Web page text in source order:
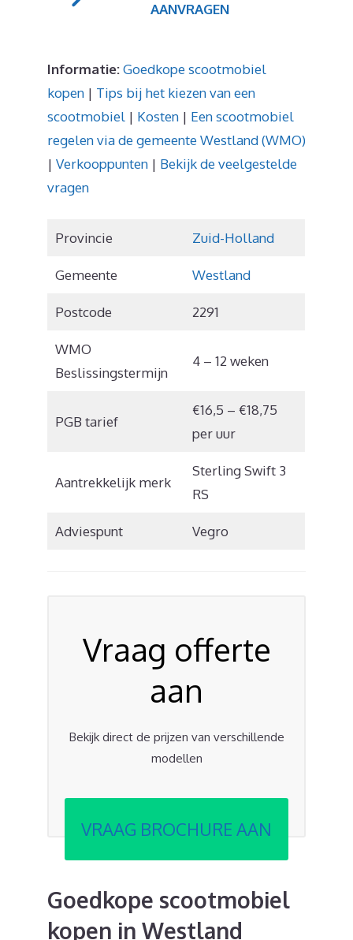
AANVRAGEN
Informatie:Goedkope scootmobiel
kopen | Tips bij het kiezen van een
scootmobiel | Kosten | Een scootmobiel
regelen via de gemeente Westland (WMO)
| Verkooppunten | Bekijk de veelgestelde
vragen
Provincie Zuid-Holland
Gemeente Westland
Postcode 2291
WMO
Beslissingstermijn
4 – 12 weken
PGB tarief
€16,5 – €18,75
per uur
Aantrekkelijk merk
Sterling Swift 3
RS
Adviespunt Vegro
Vraag offerte
aan
Bekijk direct de prijzen van verschillende
modellen
VRAAG BROCHURE AAN
Goedkope scootmobiel
kopen in Westland